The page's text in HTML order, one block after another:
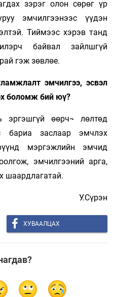
зэрэг олон сөрөг үр
эмчилгээнээс үүдэн
Тиймээс хэрэв танд
байвал зайлшгүй
гэж зөвлөе.
эмчилгээ, эсвэл
боломж бий юү?
эргэшгүй өөрч¬ лөлтөд
бариа заслаар эмчлэх
мэргэжлийн эмчид
эмчилгээний арга,
шаардлагатай.
У.Сүрэн
ХУВААЛЦАХ